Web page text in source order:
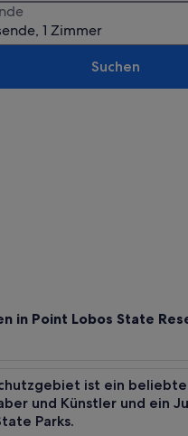
1 Zimmer
Suchen
in Point Lobos State
ist ein
und Künstler und ein
Parks.